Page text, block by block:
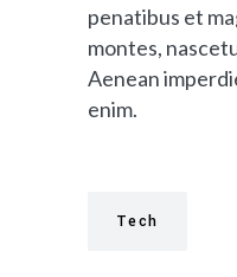
penatibus et
montes,
Aenean
enim.
Tech